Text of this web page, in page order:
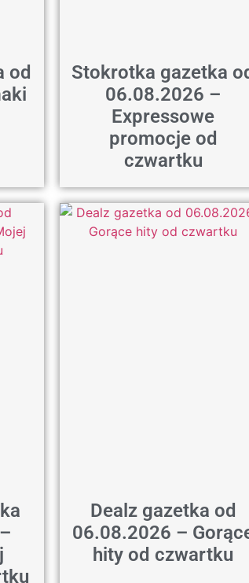
od
Stokrotka gazetka
06.08.2026 –
Expressowe
promocje od
czwartku
Dealz gazetka od
06.08.2026 –
hity od czwartku